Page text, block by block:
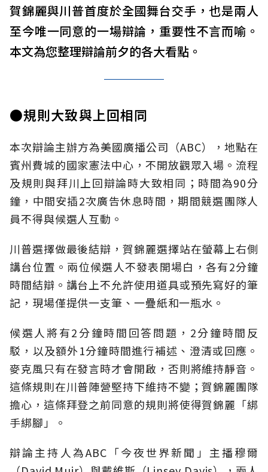
賀錦麗與川普首度於全國舞台交手，也是兩人
至今唯一同意的一場辯論，重要性不言而喻。
本文為您整理辯論前夕的各大看點。
●規則大致與上回相同
本次辯論主辦方為美國廣播公司（ABC），地點在
賓州費城的國家憲法中心，不開放觀眾入場。流程
及規則與拜川上回辯論時大致相同；時間為90分
鐘，中間安插2次廣告休息時間，期間競選團隊人
員不得與候選人互動。
川普選擇做最後結辯，賀錦麗選擇站在螢幕上右側
講台位置。兩位候選人不發表開場白，各有2分鐘
時間結辯。講台上不允許使用道具或預先寫好的筆
記，現場僅提供一支筆、一疊紙和一瓶水。
候選人將有2分鐘時間回答問題，2分鐘時間反
駁，以及額外1分鐘時間進行補述、澄清或回應。
麥克風只有在發言時才會開啟，否則將維持靜音。
這條規則在川普陣營堅持下維持不變；賀錦麗團隊
擔心，這條拜登之前同意的規則將使得賀錦麗「綁
手綁腳」。
辯論主持人為ABC「今夜世界新聞」主播穆爾